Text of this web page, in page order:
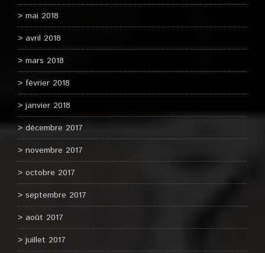
mai 2018
avril 2018
mars 2018
février 2018
janvier 2018
décembre 2017
novembre 2017
octobre 2017
septembre 2017
août 2017
juillet 2017